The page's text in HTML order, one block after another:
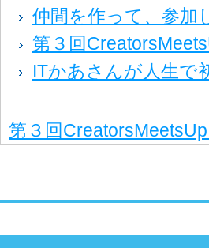
仲間を作って、参加
第３回
ITかあさんが人生で
第３回